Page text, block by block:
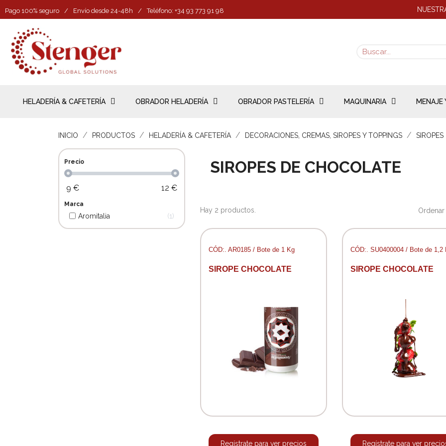
Pago 100% seguro / Envío desde 24-48h / Teléfono: +34 93 773 91 98
HELADERÍA & CAFETERÍA OBRADOR HELADERÍA OBRADOR PASTELERÍA MAQUINARIA MENAJE
INICIO PRODUCTOS HELADERÍA & CAFETERÍA DECORACIONES, CREMAS, SIROPES Y TOPPINGS SIROPES
Precio
9 € 12 €
Marca
Aromitalia 1
SIROPES DE CHOCOLATE
Hay 2 productos.
CÓD:. AR0185 / Bote de 1 Kg
SIROPE CHOCOLATE
Regístrate para ver precios
CÓD:. SU0400004 / Bote de 1,2
SIROPE CHOCOLATE
Regístrate para ver